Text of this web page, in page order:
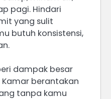
pagi. Hindari
yang sulit
butuh konsistensi,
dampak besar
berantakan
tanpa kamu